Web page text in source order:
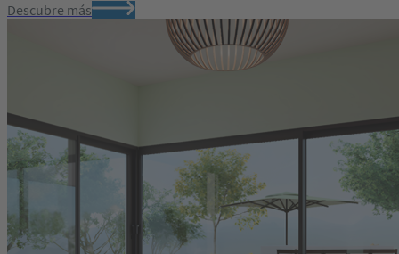
Descubre más